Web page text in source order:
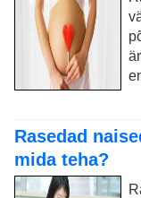
Rasedad
mida teha?